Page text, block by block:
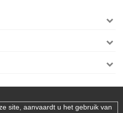
site, aanvaardt u het gebruik van